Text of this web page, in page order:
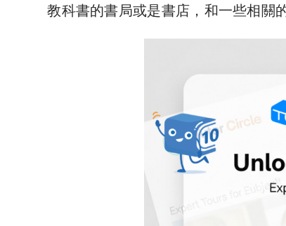
教科書的書局或是書店，和一些相關